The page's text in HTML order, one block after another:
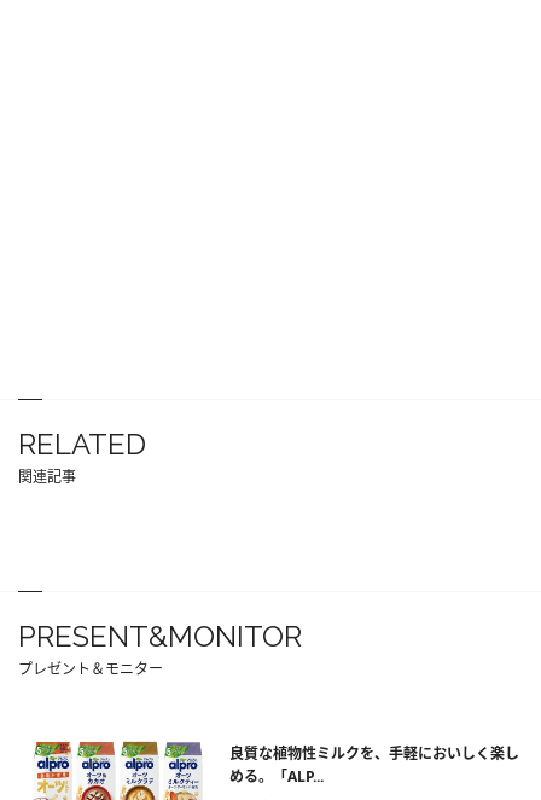
RELATED
関連記事
PRESENT&MONITOR
プレゼント＆モニター
良質な植物性ミルクを、手軽においしく楽し
める。「ALP...